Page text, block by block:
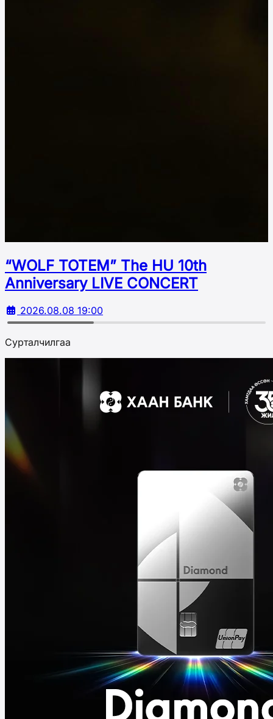
“WOLF TOTEM” The HU 10th
Аnniversary LIVE CONCERT
2026.08.08 19:00
Сурталчилгаа